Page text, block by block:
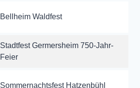
Bellheim Waldfest
Stadtfest Germersheim 750-Jahr-
Feier
Sommernachtsfest Hatzenbühl